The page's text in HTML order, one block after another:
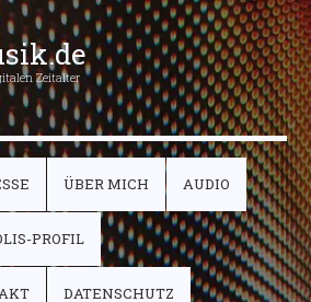
Zeitalter
ÜBER MICH AUDIO
PROFIL
DATENSCHUTZ